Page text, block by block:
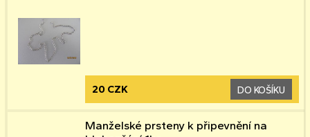
20 CZK DO KOŠÍKU
Manželské prsteny k připevnění na